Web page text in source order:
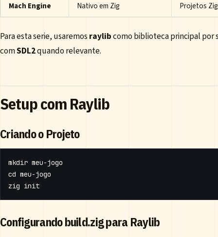
Mach Engine
Nativo em Zig Projetos
Para esta serie, usaremosraylibcomo biblioteca principal por
comSDL2quando relevante.
Setup com Raylib
Criando o Projeto
cd
Configurando build.zig para Raylib